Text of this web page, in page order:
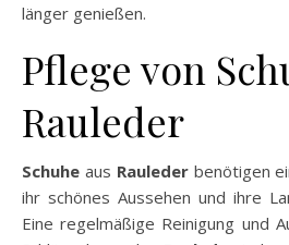
länger genießen.
Pflege von
Rauleder
Schuhe aus Raulederbenötigen
ihr schönes Aussehen und ihre
Eine regelmäßige Reinigung und